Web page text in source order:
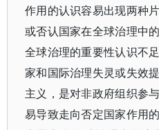
作用的认识容易出现两种
或否认国家在全球治理中
全球治理的重要性认识不
家和国际治理失灵或失效
主义，是对非政府组织参
易导致走向否定国家作用